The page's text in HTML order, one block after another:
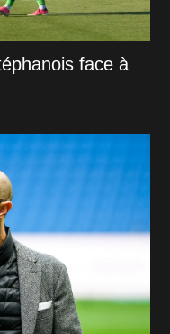
face à